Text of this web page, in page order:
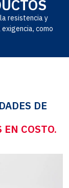
resistencia y
como
DE
COSTO.